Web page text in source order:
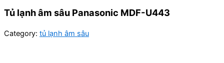
Tủ lạnh âm sâu Panasonic MDF-U443
Category: tủ lạnh âm sâu